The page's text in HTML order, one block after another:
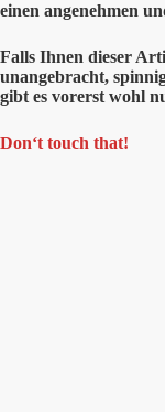
einen angenehmen
Falls Ihnen dieser
unangebracht,
gibt es vorerst wohl
Don‘t touch that!